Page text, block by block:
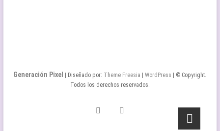
Generación Pixel | Diseñado por: Theme Freesia |WordPress | © Copyright.
Todos los derechos reservados.
Twitter